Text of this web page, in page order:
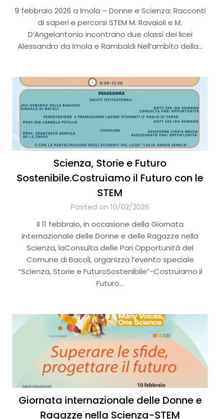
9 febbraio 2026 a Imola – Donne e Scienza: Racconti
di saperi e percorsi STEM M. Ravaioli e M.
D’Angelantonio incontrano due classi dei licei
Alessandro da Imola e Rambaldi Nell’ambito della…
Scienza, Storie e Futuro
Sostenibile.Costruiamo il Futuro con le
STEM
Posted on 10/02/2026
Il 11 febbraio, in occasione della Giornata
Internazionale delle Donne e delle Ragazze nella
Scienza, laConsulta delle Pari Opportunità del
Comune di Bacoli, organizza l’evento speciale
“Scienza, Storie e FuturoSostenibile”-Costruiamo il
Futuro…
Giornata internazionale delle Donne e
Ragazze nella Scienza-STEM